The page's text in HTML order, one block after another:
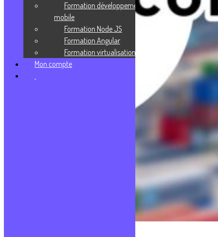
Formation développement
mobile
Formation Node JS
Formation Angular
Formation virtualisation
Mon compte